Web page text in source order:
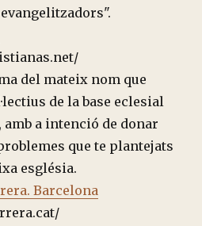
del mateix nom que
de la base eclesial
amb a intenció de donar
que te plantejats
església.
Barcelona